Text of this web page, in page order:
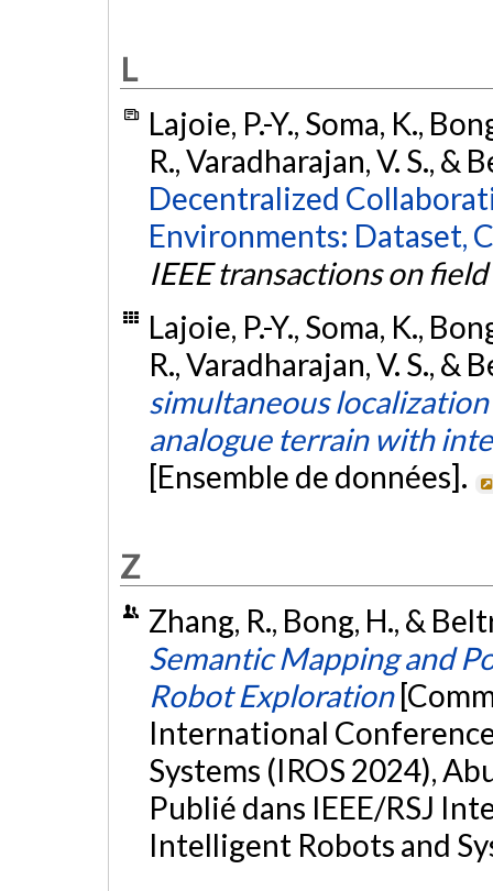
L
Lajoie, P.-Y., Soma, K.,
R., Varadharajan, V. S., &
Decentralized
Environments: Dataset,
IEEE transactions on
Lajoie, P.-Y., Soma, K.,
R., Varadharajan, V. S., &
simultaneous
analogue terrain with
[Ensemble de données].
Z
Zhang, R., Bong, H., &
Semantic Mapping and
Robot Exploration
International
Systems (IROS 2024),
Publié dans IEEE/RSJ
Intelligent Robots and